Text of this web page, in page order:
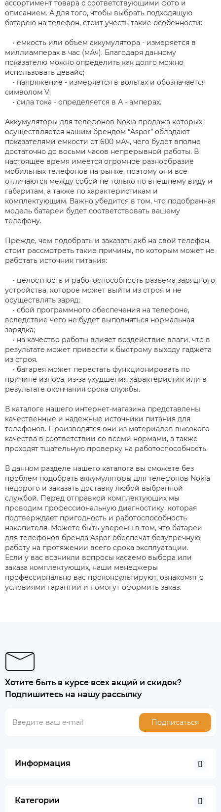
ассортимент товара с соответствующими фото и
описанием. А для того, чтобы выбрать подходящую
батарею на телефон, стоит учесть такие особенности:
• емкость или объем аккумулятора - измеряется в
миллиамперах в час (мАч). Благодаря данному
показателю можно определить как долго можно
использовать девайс;
• напряжение - измеряется в вольтах и обозначается
символом V;
• сила тока - определяется в А - амперах.
Аккумуляторы для телефонов Nokia продажа которых
осуществляется нашим брендом “Aspor” обладают
показателями емкости от 600 мАч, чего будет вполне
достаточно до восьми часов непрерывной работы. В
настоящее время имеется огромное разнообразие
мобильных телефонов на рынке, поэтому они все
отличаются между собой не только по внешнему виду и
габаритам, а также по характеристикам и
комплектующим. Важно убедится в том, что подобранная
модель батареи будет соответствовать вашему
телефону.
Прежде, чем подобрать и заказать акб на свой телефон,
стоит рассмотреть такие причины, по которым может не
работать источник питания:
• целостность и работоспособность разъема зарядного
устройства, которое может выйти из строя и не
осуществлять заряд;
• сбой программного обеспечения на телефоне,
вследствие чего не будет выполняться нормальная
зарядка;
• на качество работы влияет воздействие влаги, что в
результате может привести к быстрому выходу гаджета
из строя.
• батарея может перестать функционировать по
причине износа, из-за ухудшения характеристик или в
результате окончания срока службы.
В каталоге нашего интернет-магазина представлены
качественные и надежные источники питания для
телефонов. Производятся они из материалов высокого
качества в соответствии со всеми нормами, а также
проходят тщательную проверку на работоспособность.
В данном разделе нашего каталога вы сможете без
проблем подобрать аккумуляторы для телефонов Nokia
недорого и заказать доставку любой выбранной
службой. Перед отправкой комплектующих мы
проводим профессиональную диагностику, которая
подтверждает пригодность и работоспособность
накопителя. Можете быть уверены в том, что батареи
для телефонов бренда Aspor обеспечат безупречную
работу на протяжении всего срока эксплуатации.
Если у вас возникли вопросы касаемо выбора или
заказа комплектующих, наши менеджеры
профессионально вас проконсультируют, ознакомят с
условиями гарантии и помогут оформить заказ.
Хотите быть в курсе всех акций и скидок?
Подпишитесь на нашу рассылку
Подписаться
Информация
Категории